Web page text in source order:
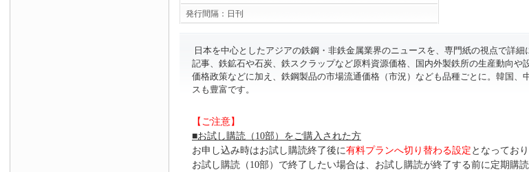
発行間隔： 日刊
日本を中心としたアジアの鉄鋼・非鉄金属業界のニュースを、専門紙の視点で詳
記事、鉄鉱石や石炭、鉄スクラップなど原料資源価格、国内外製鉄所の生産動向や
価格政策などに加え、鉄鋼製品の市場流通価格（市況）なども品種ごとに。韓国、
スも豊富です。
【ご注意】
■お試し購読（10部）をご購入された方
お申し込み時はお試し購読終了後に有料プランへ切り替わる設定となっており
お試し購読（10部）で終了したい場合は、お試し購読が終了する前に定期購